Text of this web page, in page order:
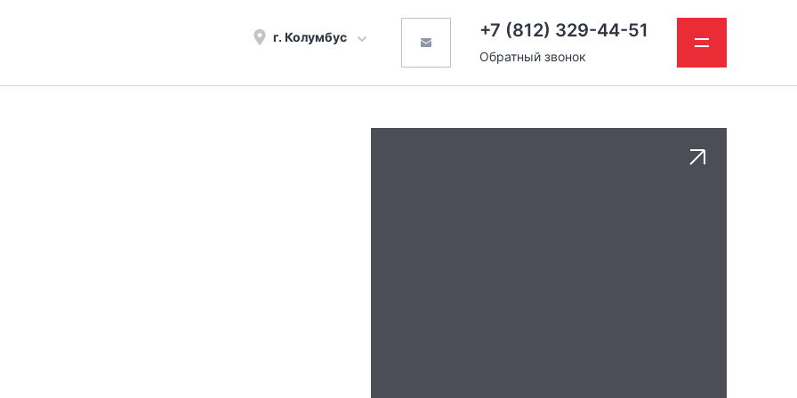
г. Колумбус +7 (812) 329-44-51
Обратный звонок